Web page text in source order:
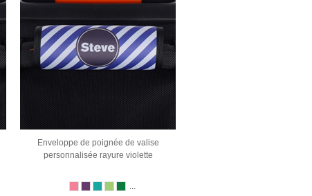
Enveloppe de poignée de valise
personnalisée rayure violette
...